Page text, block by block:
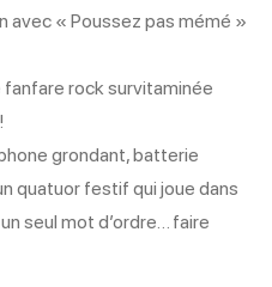
avec « Poussez pas mémé »
fanfare rock survitaminée
grondant, batterie
quatuor festif qui joue dans
seul mot d’ordre… faire